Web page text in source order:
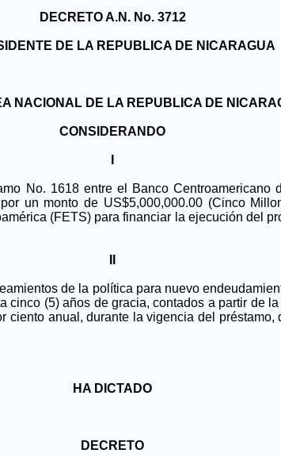
DECRETO A.N. No. 3712
DE LA REPUBLICA DE NICARAGUA
NACIONAL DE LA REPUBLICA DE
CONSIDERANDO
No. 1618 entre el Banco Centroamericano
un monto de US$5,000,000.00 (Cinco
(FETS) para financiar la ejecución del
de la política para nuevo
(5) años de gracia, contados a partir de
anual, durante la vigencia del
HA DICTADO
DECRETO